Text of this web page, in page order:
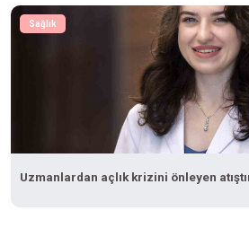
Sağlık
Uzmanlardan açlık krizini önleyen